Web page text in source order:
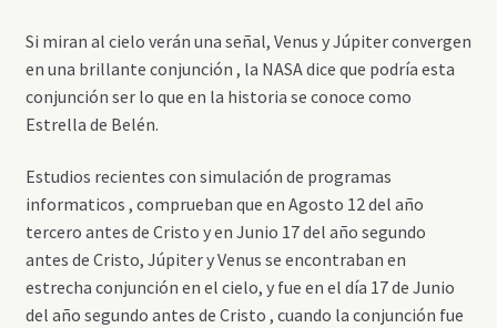
Si miran al cielo verán una señal, Venus y Júpiter convergen
en una brillante conjunción , la NASA dice que podría esta
conjunción ser lo que en la historia se conoce como
Estrella de Belén.
Estudios recientes con simulación de programas
informaticos , comprueban que en Agosto 12 del año
tercero antes de Cristo y en Junio 17 del año segundo
antes de Cristo, Júpiter y Venus se encontraban en
estrecha conjunción en el cielo, y fue en el día 17 de Junio
del año segundo antes de Cristo , cuando la conjunción fue